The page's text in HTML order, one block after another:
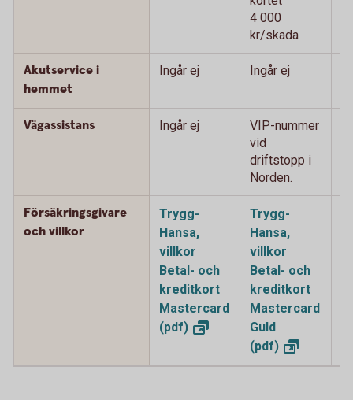
4 000
kr/skada
Akutservice i
hemmet
Ingår ej Ingår ej
Vägassistans Ingår ej
VIP-nummer
vid
driftstopp i
Norden.
Försäkringsgivare
och villkor
Trygg-
Hansa,
villkor
Betal- och
kreditkort
Mastercard
(pdf)
Trygg-
Hansa,
villkor
Betal- och
kreditkort
Mastercard
Guld
(pdf)